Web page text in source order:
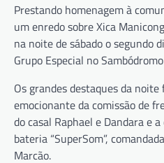
Prestando homenagem à
um enredo sobre Xica
na noite de sábado o segundo
Grupo Especial no
Os grandes destaques da
emocionante da comissão de
do casal Raphael e Dandara e
bateria “SuperSom”,
Marcão.